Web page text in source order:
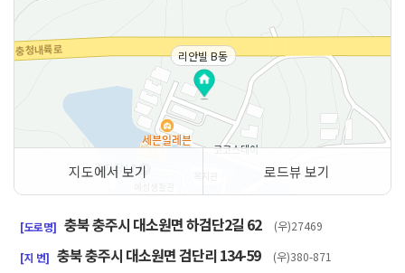
리안빌 B동
지도에서 보기 로드뷰 보기
[도로명] 충북 충주시 대소원면 하검단2길 62 (우)27469
[지 번] 충북 충주시 대소원면 검단리 134-59 (우)380-871